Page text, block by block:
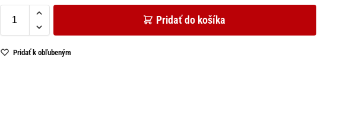
Pridať do košíka
Pridať k obľubeným